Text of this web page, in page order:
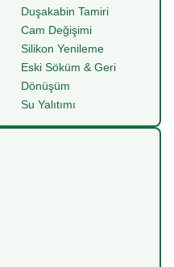
Duşakabin Tamiri
Cam Değişimi
Silikon Yenileme
Eski Söküm & Geri
Dönüşüm
Su Yalıtımı